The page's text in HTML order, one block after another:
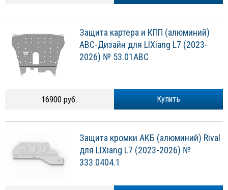
Защита картера и КПП (алюминий)
АВС-Дизайн для LIXiang L7 (2023-
2026) № 53.01ABC
Купить
16900 руб.
Защита кромки АКБ (алюминий) Rival
для LIXiang L7 (2023-2026) №
333.0404.1